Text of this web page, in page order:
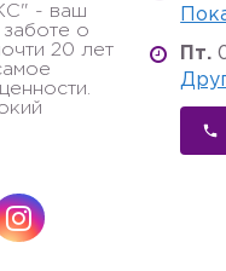
- ваш
о
20 лет
Пт.